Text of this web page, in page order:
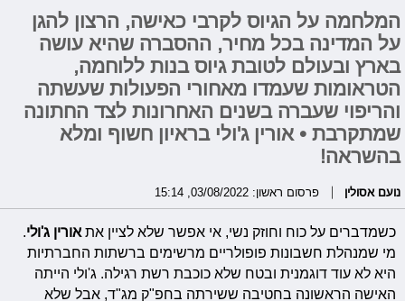
המלחמה על הגיוס לקרבי כאישה, הרצון להגן
על המדינה בכל מחיר, ההסברה שהיא עושה
בארץ ובעולם לטובת גיוס בנות ללוחמה,
הטראומות שעמדו מאחורי הפעולות שעשתה
והריפוי שעברה בשנים האחרונות לצד החתונה
שמתקרבת • אורין ג'ולי בראיון חשוף ומלא
בהשראה!
נועם אסולין פרסום ראשון: 03/08/2022, 15:14
כשמדברים על כוח וחוזק נשי, אי אפשר שלא לציין את אורין ג'ולי
מי שמנהלת חשבונות פופולריים מרשימים ברשתות החברתיות
היא לא עוד דוגמנית ובטח שלא כוכבת רשת רגילה. ג'ולי הייתה
האישה הראשונה בחטיבה ששירתה בחפ"ק מג"ד, אבל שלא